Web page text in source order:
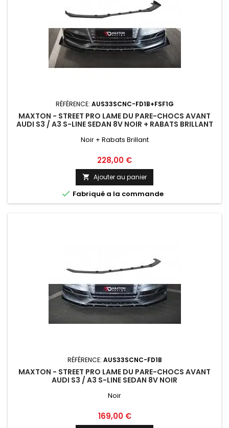
RÉFÉRENCE: AUS33SCNC-FD1B+FSF1G
MAXTON - STREET PRO LAME DU PARE-CHOCS AVANT
AUDI S3 / A3 S-LINE SEDAN 8V NOIR + RABATS BRILLANT
Noir + Rabats Brillant
Prix
228,00 €
 Ajouter au panier
 Fabriqué a la commande
RÉFÉRENCE: AUS33SCNC-FD1B
MAXTON - STREET PRO LAME DU PARE-CHOCS AVANT
AUDI S3 / A3 S-LINE SEDAN 8V NOIR
Noir
Prix
169,00 €